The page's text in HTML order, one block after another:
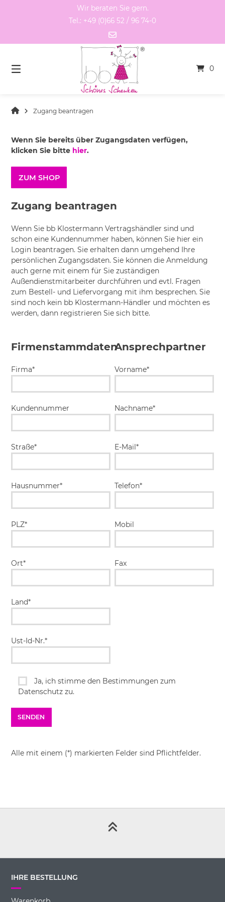
Wir beraten Sie gern.
Tel.: +49 (0)66 52 / 96 74-0
0
Zugang beantragen
Wenn Sie bereits über Zugangsdaten verfügen,
klicken Sie bitte hier.
ZUM SHOP
Zugang beantragen
Wenn Sie bb Klostermann Vertragshändler sind und
schon eine Kundennummer haben, können Sie hier ein
Login beantragen. Sie erhalten dann umgehend Ihre
persönlichen Zugangsdaten. Sie können die Anmeldung
auch gerne mit einem für Sie zuständigen
Außendienstmitarbeiter durchführen und evtl. Fragen
zum Bestell- und Liefervorgang mit ihm besprechen. Sie
sind noch kein bb Klostermann-Händler und möchten es
werden, dann registrieren Sie sich bitte.
Firmenstammdaten
Firma*
Kundennummer
Straße*
Hausnummer*
PLZ*
Ort*
Land*
Ust-Id-Nr.*
Ansprechpartner
Vorname*
Nachname*
E-Mail*
Telefon*
Mobil
Fax
Ja, ich stimme den Bestimmungen zum
Datenschutz zu.
Alle mit einem (*) markierten Felder sind Pflichtfelder.
IHRE BESTELLUNG